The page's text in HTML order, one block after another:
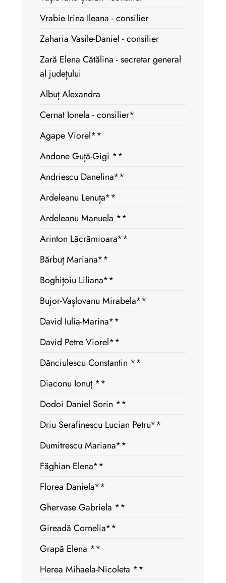
Vrabie Irina Ileana - consilier
Zaharia Vasile-Daniel - consilier
Zară Elena Cătălina - secretar general
al județului
Albuț Alexandra
Cernat Ionela - consilier*
Agape Viorel**
Andone Guță-Gigi **
Andriescu Danelina**
Ardeleanu Lenuța**
Ardeleanu Manuela **
Arinton Lăcrămioara**
Bărbuț Mariana**
Boghițoiu Liliana**
Bujor-Vașlovanu Mirabela**
David Iulia-Marina**
David Petre Viorel**
Dănciulescu Constantin **
Diaconu Ionuț **
Dodoi Daniel Sorin **
Driu Serafinescu Lucian Petru**
Dumitrescu Mariana**
Făghian Elena**
Florea Daniela**
Ghervase Gabriela **
Gireadă Cornelia**
Grapă Elena **
Herea Mihaela-Nicoleta **